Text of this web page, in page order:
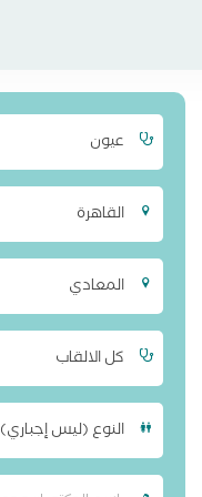
عيون
القاهرة
المعادي
كل الالقاب
النوع (ليس إجباري)